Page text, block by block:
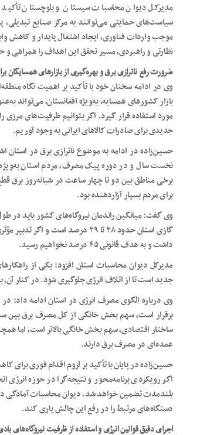
مدیرکل دیوان محاسبات سیستان و بلوچستان
سیاست‌های حمایتی می‌توانند به مرکز صنایع
موجب واردات فناوری، ایجاد اشتغال پایدار و کاهش
نظارتی و راهبردی، مسیر تحقق این اهداف را همراهی
ضرورت رفع ناترازی برق و بهره‌گیری از بازارهای همسایگان
وی در ادامه سخنان خود با تأکید بر اهمیت نگاه
بازار کشورهای همسایه، به‌ویژه افغانستان، می‌تواند
مورد استفاده قرار گیرد. اگر بتوانیم ظرفیت‌های
جدیدی برای صادرات کالاهای ایرانی به وجود آوریم.
حسین‌زاده در ادامه به موضوع ناترازی برق در
نخست سال و در دوره پیک مصرف، مردم استان
برخی مناطق بین دو تا چهار ساعت در شبانه‌روز برق
برای مردم بسیار آزاردهنده بود.
گازی استان حدود ۲۸ تا ۲۹ درصد
داشت و به هدف قانونی ۴۵ درصد نخواهیم رسید.
مدیرکل دیوان محاسبات استان افزود: یکی از
جدید است تا از اتلاف انرژی جلوگیری شود. در
وی درباره الگوی مصرف انرژی در استان ادامه
برقرار است، سهم بخش خانگی از کل مصرف برق بین
ساختار اقتصادی، سهم بخش خانگی بالاتر است، اما
عمده‌ای در مصرف برق دارند.
حسین‌زاده در پایان با تأکید بر لزوم اقدام فوری برای
اگر رویکردی برنامه‌محور و نتیجه‌گرا در حوزه
بلندمدت تضمین خواهد شد. دیوان محاسبات آمادگی
دستگاه‌های مرتبط را در رفع این چالش یاری کند.
اجرای دقیق قوانین انرژی و استفاده از ظرفیت نیروگاه‌های